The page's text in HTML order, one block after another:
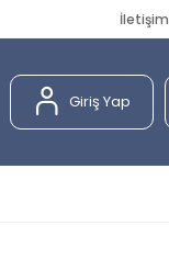
İletişim
Giriş Yap